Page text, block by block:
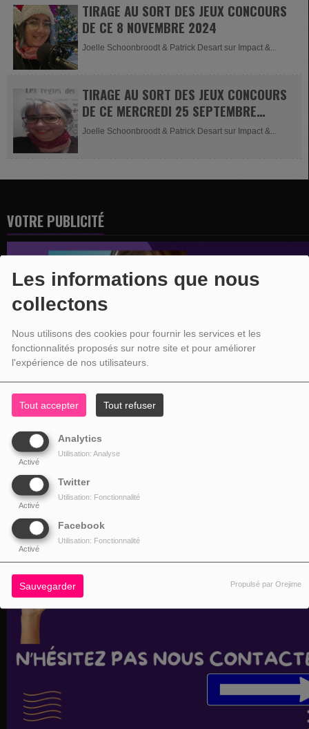
Les informations que nous
collectons
Nous utilisons des cookies pour fournir les services et les
fonctionnalités proposés sur notre site et pour améliorer
l'expérience de nos utilisateurs.
Tout accepter Tout refuser
Analytics
Activé
Utilisation: Analyse
Twitter
Activé
Utilisation: Fonctionnalité
Facebook
Activé
Utilisation: Fonctionnalité
Sauvegarder Propulsé par Orejime
TIRAGE AU SORT DES JEUX CONCOURS
DE CE 8 NOVEMBRE 2024
Joelle Schoonbroodt & Patrick Desart sur Impact &...
TIRAGE AU SORT DES JEUX CONCOURS
DE CE MERCREDI 25 SEPTEMBRE
2024
Joelle Schoonbroodt & Patrick Desart sur Impact &...
VOTRE PUBLICITÉ